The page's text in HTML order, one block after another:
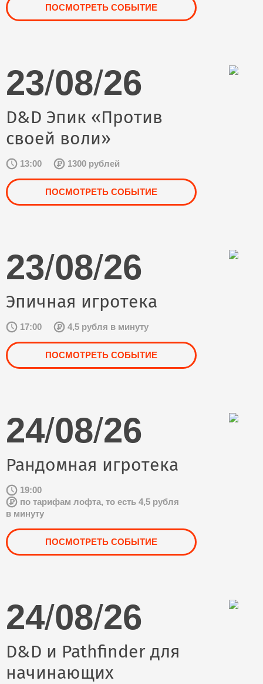
ПОСМОТРЕТЬ СОБЫТИЕ
23/08/26
D&D Эпик «Против
своей воли»
13:00 1300 рублей
ПОСМОТРЕТЬ СОБЫТИЕ
23/08/26
Эпичная игротека
17:00 4,5 рубля в минуту
ПОСМОТРЕТЬ СОБЫТИЕ
24/08/26
Рандомная игротека
19:00
по тарифам лофта, то есть 4,5 рубля
в минуту
ПОСМОТРЕТЬ СОБЫТИЕ
24/08/26
D&D и Pathfinder для
начинающих